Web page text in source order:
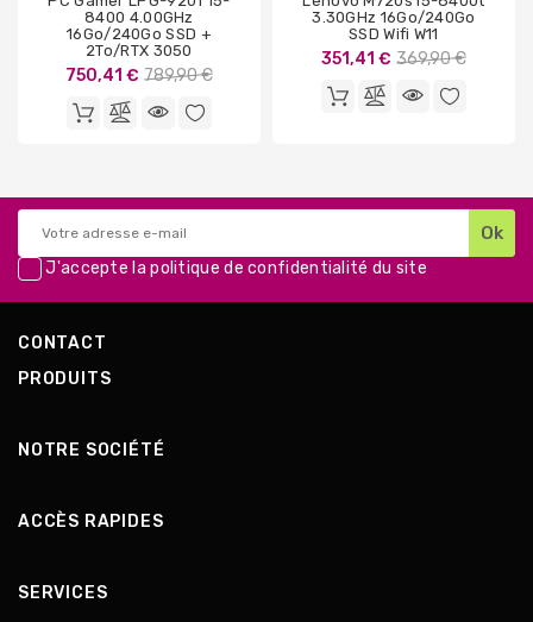
8400 4.00GHz
16Go/240Go SSD +
2To/RTX 3050
750,41 € Prix
base
789,90 €
3.30GHz 16Go/240Go
SSD Wifi W11
351,41 € Prix
base
369,90 €
J'accepte lapolitique de confidentialité du site
CONTACT
PRODUITS
NOTRE SOCIÉTÉ
ACCÈS RAPIDES
SERVICES